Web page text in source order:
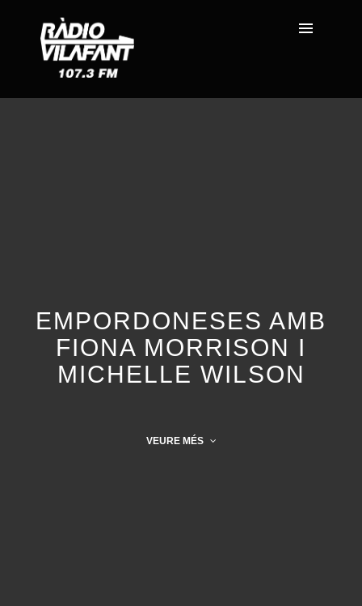
EMPORDONESES AMB
FIONA MORRISON I
MICHELLE WILSON
VEURE MÉS